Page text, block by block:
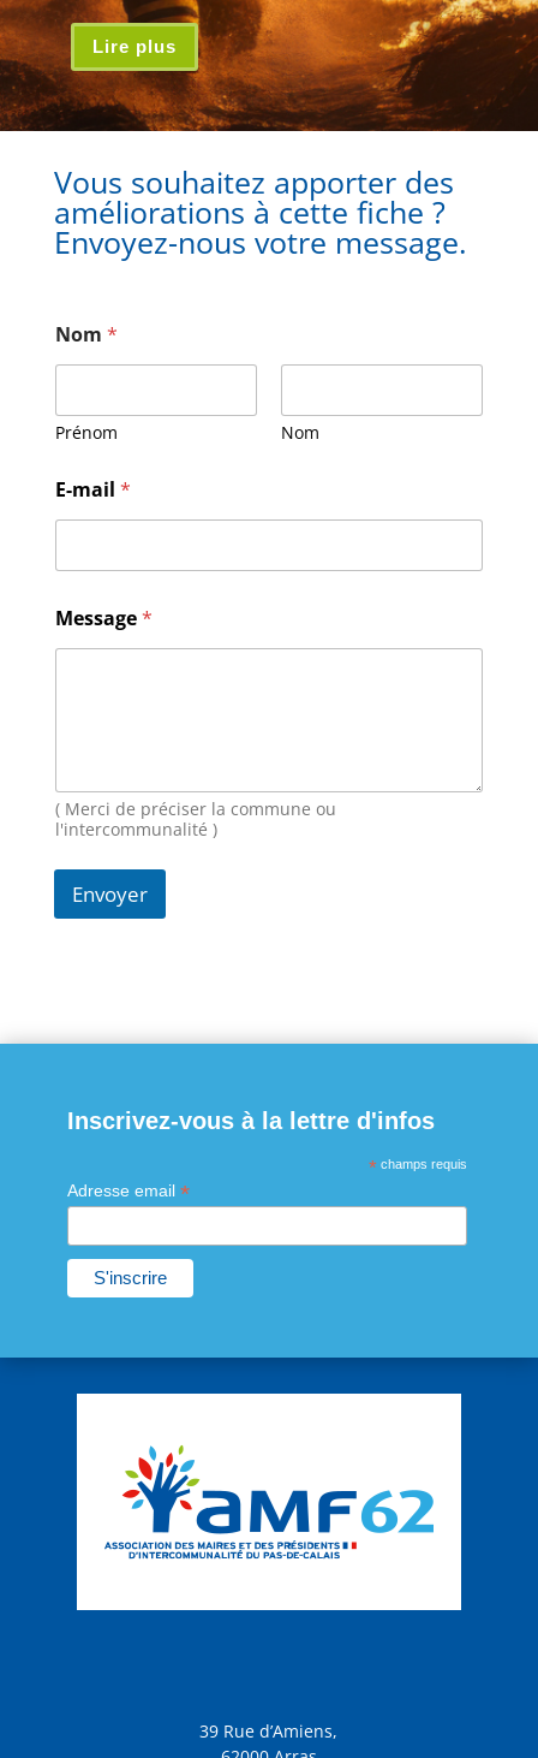
Lire plus
Vous souhaitez apporter des
améliorations à cette fiche ?
Envoyez-nous votre message.
Nom *
Prénom Nom
E-mail *
e
s
m
E
m
i
Message*
( Merci de préciser la commune ou
l'intercommunalité )
Envoyer
Inscrivez-vous à la lettre d'infos
* champs requis
Adresse email *
39 Rue d’Amiens,